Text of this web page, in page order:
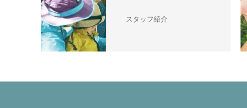
スタッフ紹介